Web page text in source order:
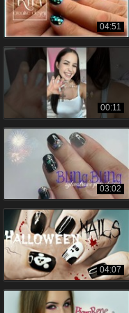
04:51
00:11
03:02
04:07